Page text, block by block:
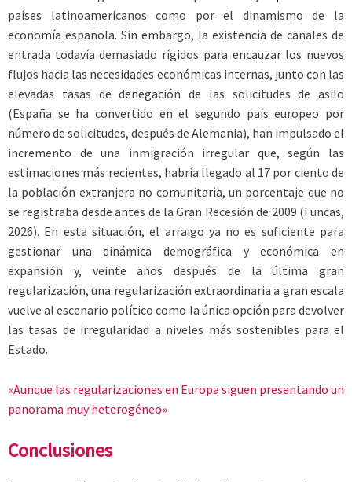
países latinoamericanos como por el dinamismo de la
economía española. Sin embargo, la existencia de canales de
entrada todavía demasiado rígidos para encauzar los nuevos
flujos hacia las necesidades económicas internas, junto con las
elevadas tasas de denegación de las solicitudes de asilo
(España se ha convertido en el segundo país europeo por
número de solicitudes, después de Alemania), han impulsado el
incremento de una inmigración irregular que, según las
estimaciones más recientes, habría llegado al 17 por ciento de
la población extranjera no comunitaria, un porcentaje que no
se registraba desde antes de la Gran Recesión de 2009 (Funcas,
2026). En esta situación, el arraigo ya no es suficiente para
gestionar una dinámica demográfica y económica en
expansión y, veinte años después de la última gran
regularización, una regularización extraordinaria a gran escala
vuelve al escenario político como la única opción para devolver
las tasas de irregularidad a niveles más sostenibles para el
Estado.
«Aunque las regularizaciones en Europa siguen presentando un
panorama muy heterogéneo»
Conclusiones